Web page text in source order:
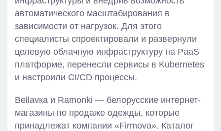
автоматического масштабирования в
зависимости от нагрузок. Для этого
специалисты спроектировали и развернули
целевую облачную инфраструктуру на PaaS
платформе, перенесли сервисы в Kubernetes
и настроили CI/CD процессы.
Bellavка и Ramonki — белорусские интернет-
магазины по продаже одежды, которые
принадлежат компании «Firmova». Каталог